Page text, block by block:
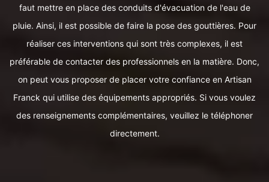
faut mettre en place des conduits d'évacuation de l'eau de
pluie. Ainsi, il est possible de faire la pose des gouttières. Pour
réaliser ces interventions qui sont très complexes, il est
préférable de contacter des professionnels en la matière. Donc,
on peut vous proposer de placer votre confiance en Artisan
Franck qui utilise des équipements appropriés. Si vous voulez
des renseignements complémentaires, veuillez le téléphoner
directement.